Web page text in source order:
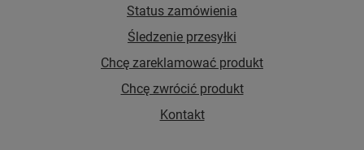
Status zamówienia
Śledzenie przesyłki
Chcę zareklamować produkt
Chcę zwrócić produkt
Kontakt